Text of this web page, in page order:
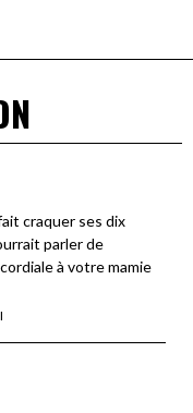
craquer ses dix
parler de
à votre mamie